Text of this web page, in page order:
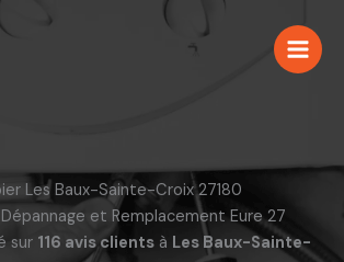
Les Baux-Sainte-Croix 27180
et Remplacement Eure 27
sur 116 avis clientsà Les Baux-Sainte-